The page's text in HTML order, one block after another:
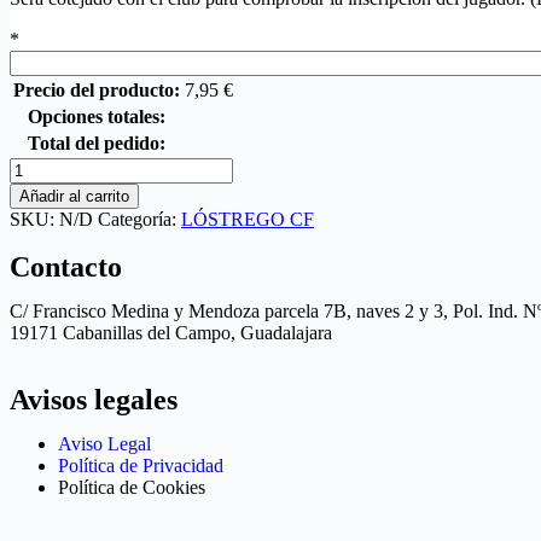
*
Precio del producto: 7,95 €
Opciones totales:
Total del pedido:
Añadir al carrito
SKU: N/D Categoría: LÓSTREGO CF
Contacto
C/ Francisco Medina y Mendoza parcela 7B, naves 2 y 3, Pol. Ind.
19171 Cabanillas del Campo, Guadalajara
Avisos legales
Aviso Legal
Política de Privacidad
Política de Cookies